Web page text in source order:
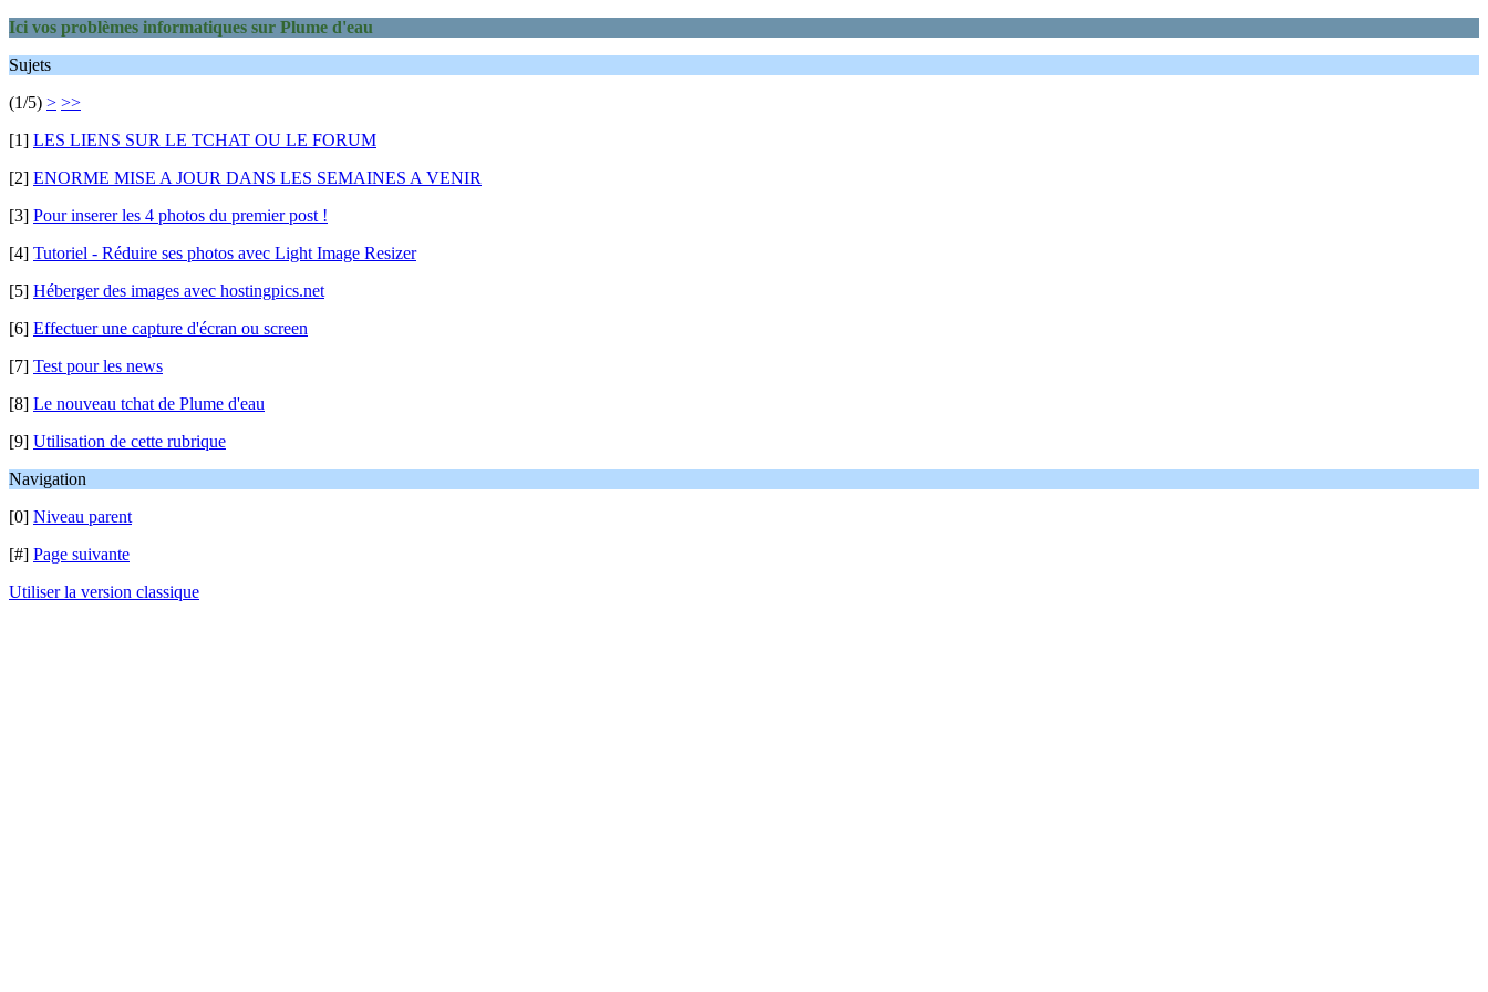
Ici vos problèmes informatiques sur Plume d'eau
Sujets
(1/5) > >>
[1] LES LIENS SUR LE TCHAT OU LE FORUM
[2] ENORME MISE A JOUR DANS LES SEMAINES A VENIR
[3] Pour inserer les 4 photos du premier post !
[4] Tutoriel - Réduire ses photos avec Light Image Resizer
[5] Héberger des images avec hostingpics.net
[6] Effectuer une capture d'écran ou screen
[7] Test pour les news
[8] Le nouveau tchat de Plume d'eau
[9] Utilisation de cette rubrique
Navigation
[0] Niveau parent
[#] Page suivante
Utiliser la version classique